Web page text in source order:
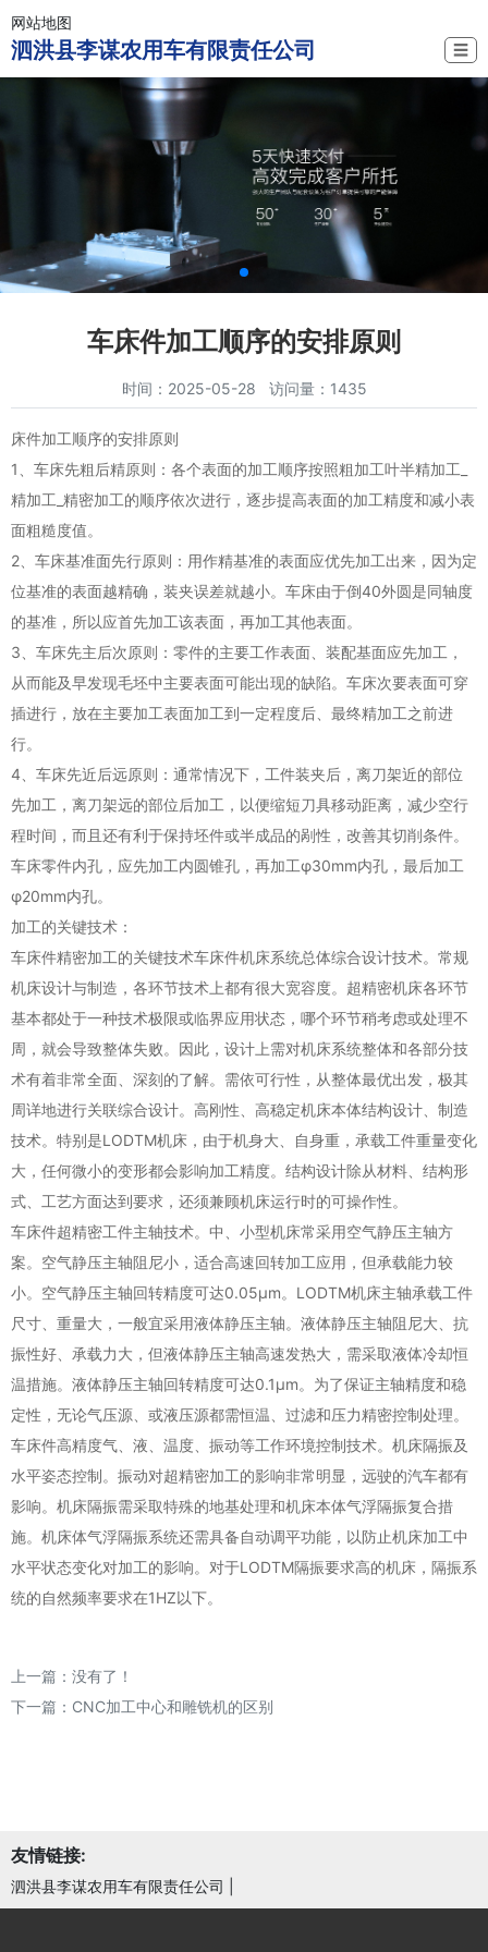
网站地图
泗洪县李谋农用车有限责任公司 ☰
车床件加工顺序的安排原则
时间：2025-05-28 访问量：1435
床件加工顺序的安排原则
1、车床先粗后精原则：各个表面的加工顺序按照粗加工叶半精加工_
精加工_精密加工的顺序依次进行，逐步提高表面的加工精度和减小表
面粗糙度值。
2、车床基准面先行原则：用作精基准的表面应优先加工出来，因为定
位基准的表面越精确，装夹误差就越小。车床由于倒40外圆是同轴度
的基准，所以应首先加工该表面，再加工其他表面。
3、车床先主后次原则：零件的主要工作表面、装配基面应先加工，
从而能及早发现毛坯中主要表面可能出现的缺陷。车床次要表面可穿
插进行，放在主要加工表面加工到一定程度后、最终精加工之前进
行。
4、车床先近后远原则：通常情况下，工件装夹后，离刀架近的部位
先加工，离刀架远的部位后加工，以便缩短刀具移动距离，减少空行
程时间，而且还有利于保持坯件或半成品的剐性，改善其切削条件。
车床零件内孔，应先加工内圆锥孔，再加工φ30mm内孔，最后加工
φ20mm内孔。
加工的关键技术：
车床件精密加工的关键技术车床件机床系统总体综合设计技术。常规
机床设计与制造，各环节技术上都有很大宽容度。超精密机床各环节
基本都处于一种技术极限或临界应用状态，哪个环节稍考虑或处理不
周，就会导致整体失败。因此，设计上需对机床系统整体和各部分技
术有着非常全面、深刻的了解。需依可行性，从整体最优出发，极其
周详地进行关联综合设计。高刚性、高稳定机床本体结构设计、制造
技术。特别是LODTM机床，由于机身大、自身重，承载工件重量变化
大，任何微小的变形都会影响加工精度。结构设计除从材料、结构形
式、工艺方面达到要求，还须兼顾机床运行时的可操作性。
车床件超精密工件主轴技术。中、小型机床常采用空气静压主轴方
案。空气静压主轴阻尼小，适合高速回转加工应用，但承载能力较
小。空气静压主轴回转精度可达0.05μm。LODTM机床主轴承载工件
尺寸、重量大，一般宜采用液体静压主轴。液体静压主轴阻尼大、抗
振性好、承载力大，但液体静压主轴高速发热大，需采取液体冷却恒
温措施。液体静压主轴回转精度可达0.1μm。为了保证主轴精度和稳
定性，无论气压源、或液压源都需恒温、过滤和压力精密控制处理。
车床件高精度气、液、温度、振动等工作环境控制技术。机床隔振及
水平姿态控制。振动对超精密加工的影响非常明显，远驶的汽车都有
影响。机床隔振需采取特殊的地基处理和机床本体气浮隔振复合措
施。机床体气浮隔振系统还需具备自动调平功能，以防止机床加工中
水平状态变化对加工的影响。对于LODTM隔振要求高的机床，隔振系
统的自然频率要求在1HZ以下。
上一篇：没有了！
下一篇： CNC加工中心和雕铣机的区别
友情链接:
泗洪县李谋农用车有限责任公司